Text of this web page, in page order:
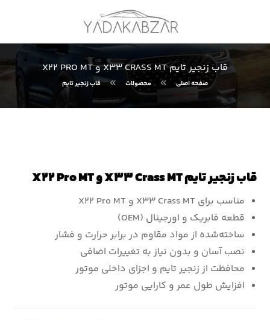
قاب زنجیر تایم X33 CRASS MT و X22 PRO MT
صفحه اصلی محصولات قاب زنجیر تایم
قاب زنجیر تایم X33 Crass MT و X22 Pro MT
مناسب برای X33 Crass MT و X22 Pro MT
قطعه فابریک و اورجینال (OEM)
ساخته‌شده از مواد مقاوم در برابر حرارت و فشار
نصب آسان و بدون نیاز به تغییرات اضافی
محافظت از زنجیر تایم و اجزای داخلی موتور
افزایش طول عمر و کارایی موتور